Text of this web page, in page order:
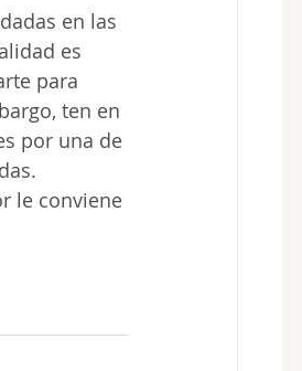
en las
es
para
ten en
por una de
le conviene